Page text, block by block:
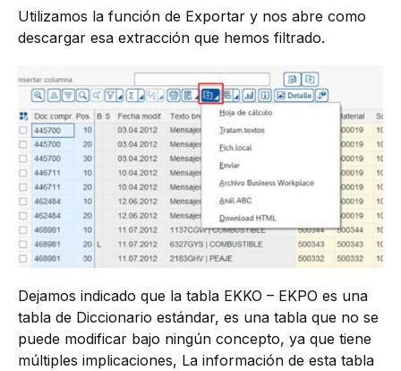
Utilizamos la función de Exportar y nos abre como
descargar esa extracción que hemos filtrado.
Dejamos indicado que la tabla EKKO – EKPO es una
tabla de Diccionario estándar, es una tabla que no se
puede modificar bajo ningún concepto, ya que tiene
múltiples implicaciones, La información de esta tabla